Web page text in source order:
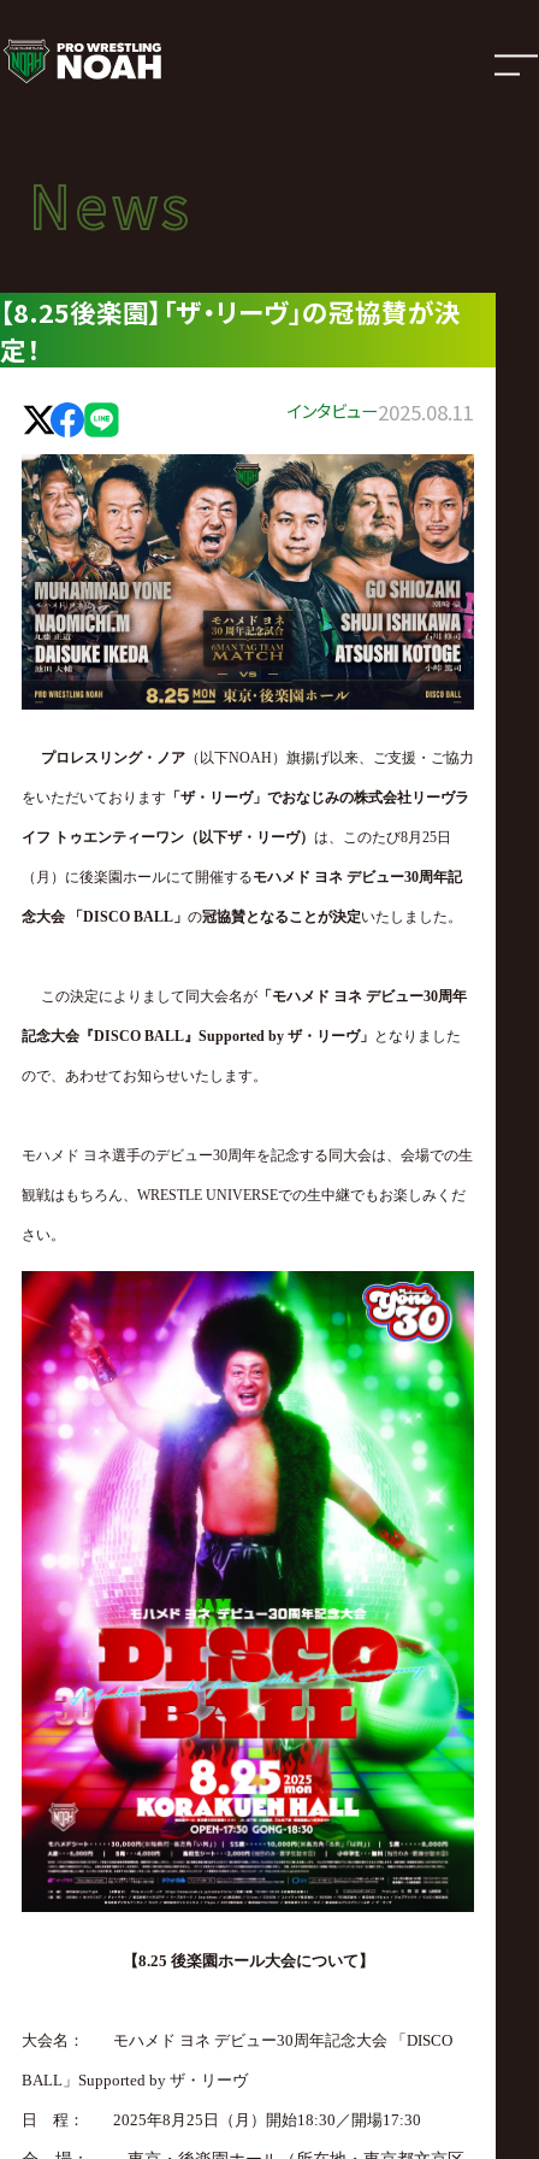
ニ
ュ
ー
ス
|
プ
ロ
レ
ス
リ
ン
グ・
ノ
ア
式
サ
イ
ト
News
ニュース
News
【8.25後楽園】「ザ・リーヴ」の冠協賛が決
定！
インタビュー2025.08.11
プロレスリング・ノア （以下NOAH）旗揚げ以来、ご支援・ご協力
をいただいております「ザ・リーヴ」でおなじみの株式会社リーヴラ
イフ トゥエンティーワン（以下ザ・リーヴ） は、このたび8月 25日
（ 月 ） に後楽園ホールにて開催するモハメド ヨネ デビュー30周年記
念大会 「 DISCO BALL」 の冠協賛となることが決定いたしました。
この決定によりまして 同大会名が 「 モハメド ヨネ デビュー30周年
記念大会『DISCO BALL』 Supported by ザ・リーヴ」 となりました
ので、あわせてお知らせいたします。
モハメド ヨネ選手のデビュー30周年を記念する同大会は、会場での生
観戦はもちろん、 WRESTLE UNIVERSEでの生中継でもお楽しみくだ
さい。
【8.25 後楽園ホール大会について】
大会名： モハメド ヨネ デビュー30 周年記念大会 「DISCO
BALL」 Supported by ザ・リーヴ
日 程： 2025年8 月25 日（月）開始18:30 ／開場17:30